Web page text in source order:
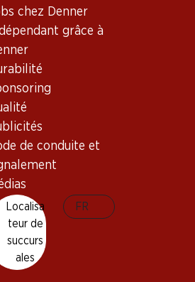
chez Denner
grâce à
de conduite et
Localisa
teur de
succurs
ales
FR
dégustation